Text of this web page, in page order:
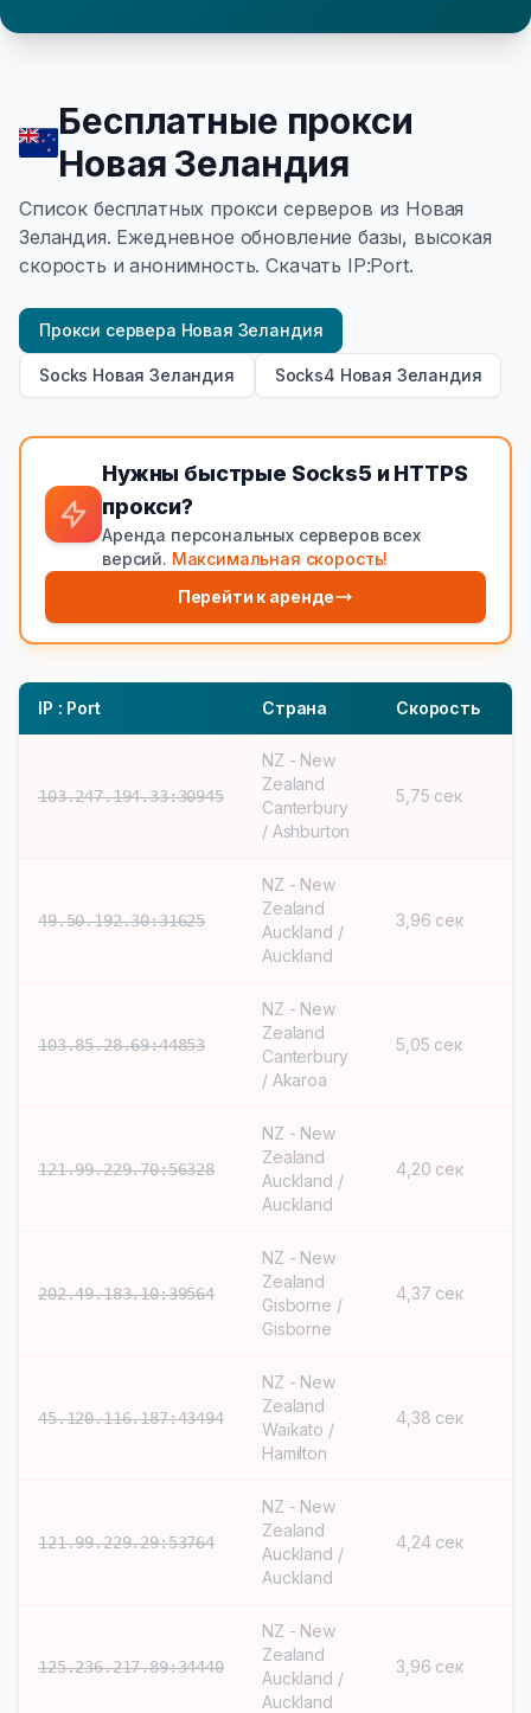
Бесплатные прокси
Новая Зеландия
Список бесплатных прокси серверов из Новая
Зеландия. Ежедневное обновление базы, высокая
скорость и анонимность. Скачать IP:Port.
Прокси сервера Новая Зеландия
Socks Новая Зеландия Socks4 Новая Зеландия
Нужны быстрые Socks5 и HTTPS
прокси?
Аренда персональных серверов всех
версий. Максимальная скорость!
Перейти к аренде
IP : Port Страна Скорость
103.247.194.33:30945
NZ - New
Zealand
Canterbury
/ Ashburton
5,75 сек
49.50.192.30:31625
NZ - New
Zealand
Auckland /
Auckland
3,96 сек
103.85.28.69:44853
NZ - New
Zealand
Canterbury
/ Akaroa
5,05 сек
121.99.229.70:56328
NZ - New
Zealand
Auckland /
Auckland
4,20 сек
202.49.183.10:39564
NZ - New
Zealand
Gisborne /
Gisborne
4,37 сек
45.120.116.187:43494
NZ - New
Zealand
Waikato /
Hamilton
4,38 сек
121.99.229.29:53764
NZ - New
Zealand
Auckland /
Auckland
4,24 сек
125.236.217.89:34440
NZ - New
Zealand
Auckland /
Auckland
3,96 сек